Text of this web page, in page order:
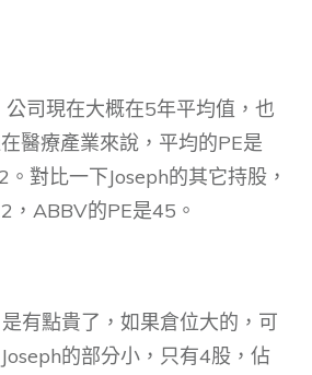
司現在大概在5年平均值，也
醫療產業來說，平均的PE是
對比一下Joseph的其它持股，
，ABBV的PE是45。
有點貴了，如果倉位大的，可
的部分小，只有4股，佔